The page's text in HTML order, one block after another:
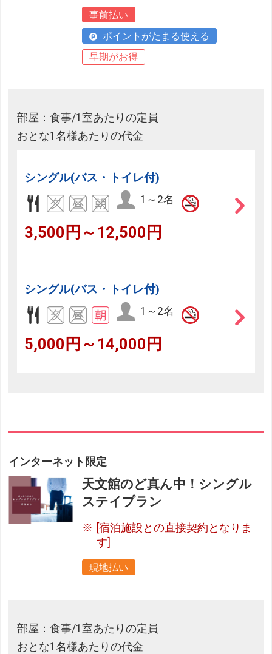
事前払い
ポイントがたまる使える
早期がお得
部屋：食事/1室あたりの定員
おとな1名様あたりの代金
シングル(バス・トイレ付)
1～2名
3,500円～12,500円
シングル(バス・トイレ付)
1～2名
5,000円～14,000円
インターネット限定
天文館のど真ん中！シングル
ステイプラン
[宿泊施設との直接契約となりま
す]
現地払い
部屋：食事/1室あたりの定員
おとな1名様あたりの代金